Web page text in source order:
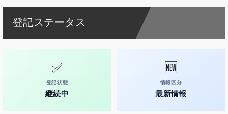
登記ステータス
✅
登記状態
継続中
🆕
情報区分
最新情報